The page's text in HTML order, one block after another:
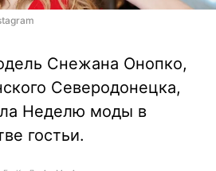
Снежана Онопко,
Северодонецка,
Неделю моды в
гостьи.